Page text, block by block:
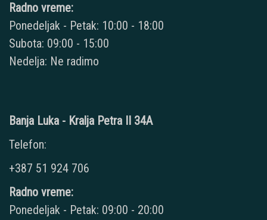
Radno vreme:
Ponedeljak - Petak: 10:00 - 18:00
Subota: 09:00 - 15:00
Nedelja: Ne radimo
Banja Luka - Kralja Petra II 34A
Telefon:
+387 51 924 706
Radno vreme:
Ponedeljak - Petak: 09:00 - 20:00